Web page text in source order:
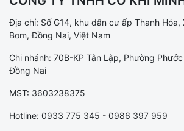
Địa chỉ: Số G14, khu dân cư ấp Thanh Hóa,
Bom, Đồng Nai, Việt Nam
Chi nhánh: 70B-KP Tân Lập, Phường
Đồng Nai
MST: 3603238375
Hotline: 0933 775 345 - 0986 397 959